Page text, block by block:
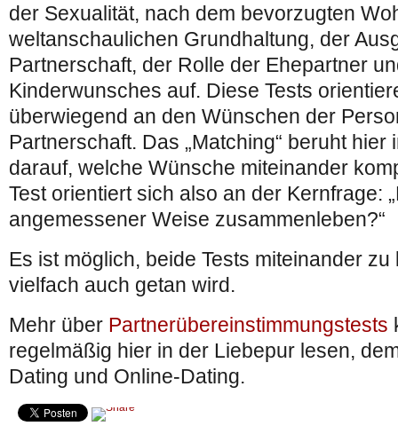
der Sexualität, nach dem bevorzugten
weltanschaulichen Grundhaltung, der
Partnerschaft, der Rolle der Ehepartner
Kinderwunsches auf. Diese Tests
überwiegend an den Wünschen der
Partnerschaft. Das „Matching“ beruht hier
darauf, welche Wünsche miteinander
Test orientiert sich also an der Kernfrage:
angemessener Weise zusammenleben?“
Es ist möglich, beide Tests miteinander
vielfach auch getan wird.
Mehr über Partnerübereinstimmungstests
regelmäßig hier in der Liebepur lesen,
Dating und Online-Dating.